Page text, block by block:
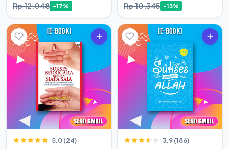
Rp 12.048 -17% Rp 10.345 -13%
5.0 (24) 3.9 (186)